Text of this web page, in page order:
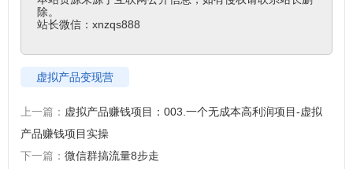
除。
站长微信：xnzqs888
虚拟产品变现营
上一篇： 虚拟产品赚钱项目：003.一个无成本高利润项目-虚拟
产品赚钱项目实操
下一篇： 微信群搞流量8步走